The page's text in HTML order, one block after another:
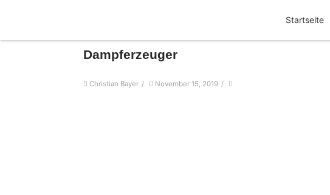
Startseite
Dampferzeuger
Christian Bayer / November 15, 2019 /